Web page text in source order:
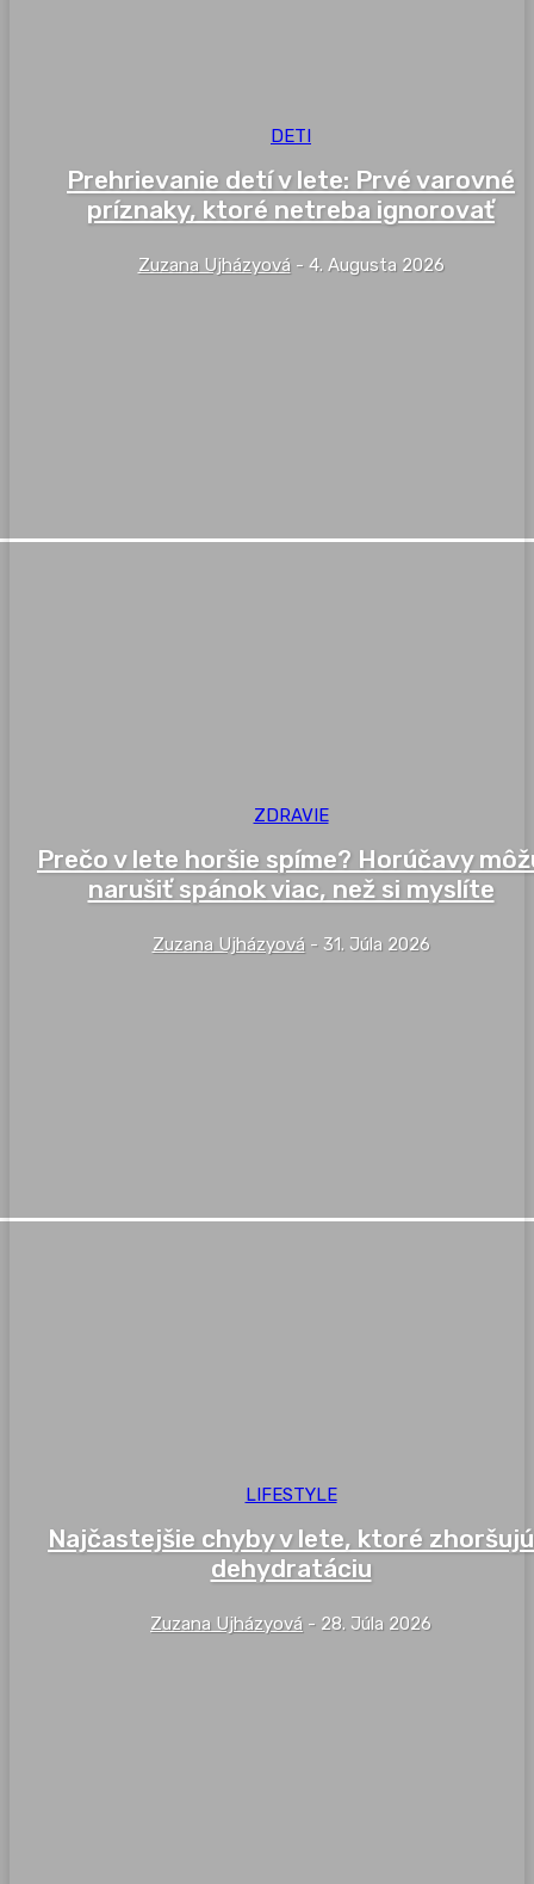
DETI
Prehrievanie detí v lete: Prvé varovné
príznaky, ktoré netreba ignorovať
Zuzana Ujházyová - 4. Augusta 2026
ZDRAVIE
Prečo v lete horšie spíme? Horúčavy
narušiť spánok viac, než si myslíte
Zuzana Ujházyová - 31. Júla 2026
LIFESTYLE
Najčastejšie chyby v lete, ktoré zhoršujú
dehydratáciu
Zuzana Ujházyová - 28. Júla 2026